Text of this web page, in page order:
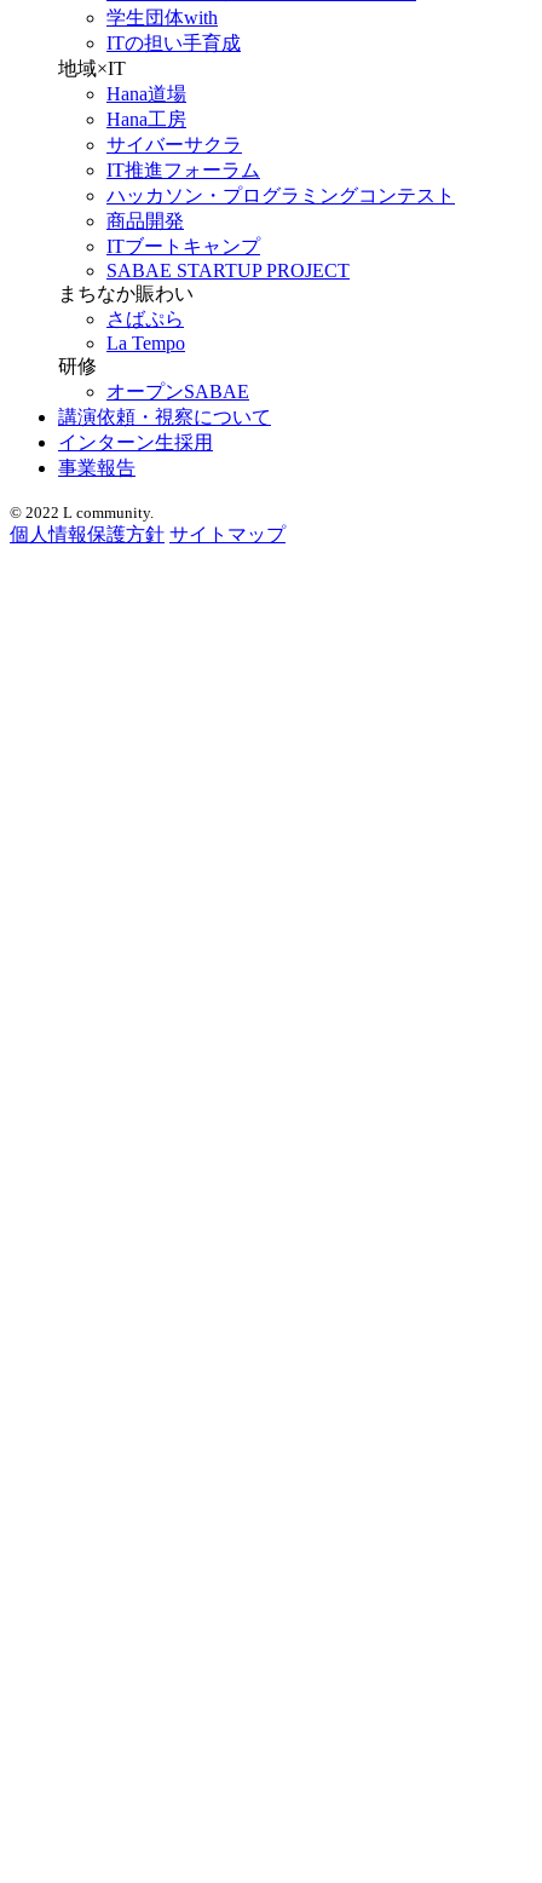
学生団体with
ITの担い手育成
地域×IT
Hana道場
Hana工房
サイバーサクラ
IT推進フォーラム
ハッカソン・プログラミングコンテスト
商品開発
ITブートキャンプ
SABAE STARTUP PROJECT
まちなか賑わい
さばぷら
La Tempo
研修
オープンSABAE
講演依頼・視察について
インターン生採用
事業報告
© 2022 L community.
個人情報保護方針 サイトマップ